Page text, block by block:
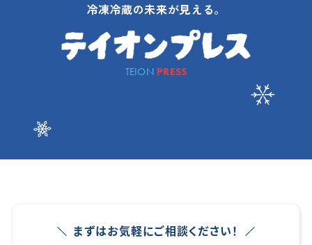
冷凍冷蔵の未来が見える。
TEION PRESS
まずはお気軽にご相談ください！